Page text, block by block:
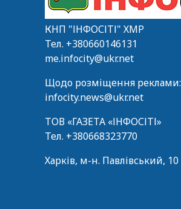
КНП "ІНФОСІТІ" ХМР
Тел. +380660146131
me.infocity@ukr.net
Щодо розміщення реклами:
infocity.news@ukr.net
ТОВ «ГАЗЕТА «ІНФОСІТІ»
Тел. +380668323770
Харків, м-н. Павлівський, 10